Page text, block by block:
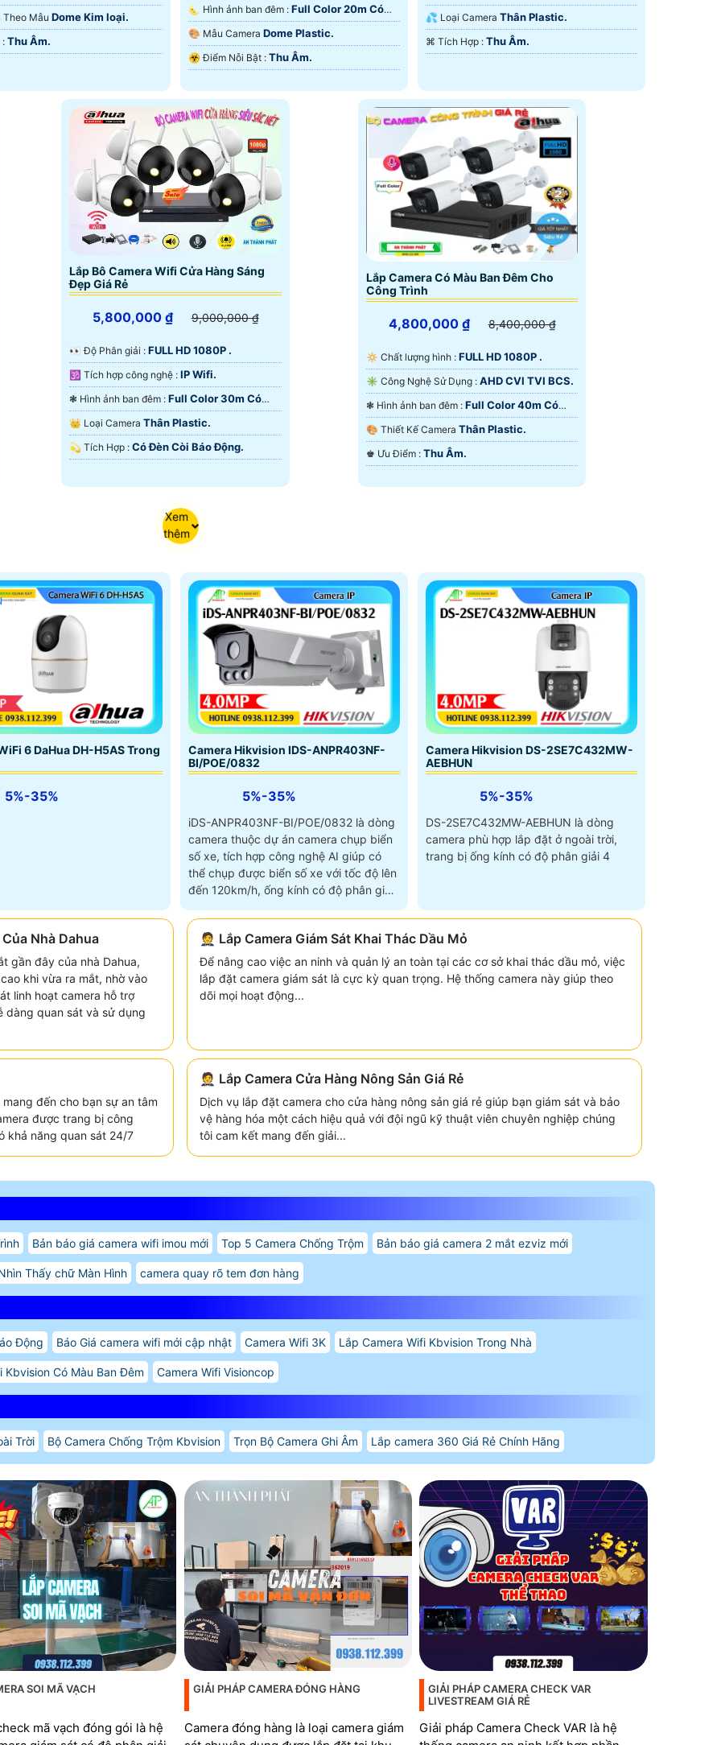
SMD.
Theo Mẫu Dome Kim loại.
️➲ Ưu Điểm : Thu Âm.
🌜 Hình ảnh ban đêm : Full Color 20m Có
Màu Ban Ðêm.
🎨 Mẫu Camera Dome Plastic.
️☣️ Điểm Nỗi Bật : Thu Âm.
Màu Ban Ðêm.
💦 Loại Camera Thân Plastic.
️⌘ Tích Hợp : Thu Âm.
Lắp Bô Camera Wifi Cửa Hàng Sáng
Đẹp Giá Rẻ
5,800,000 ₫ 9,000,000 ₫
️👀 Độ Phân giải : FULL HD 1080P .
🕉️ Tích hợp công nghệ : IP Wifi.
❃ Hình ảnh ban đêm : Full Color 30m Có
Màu Ban Ðêm.
👑 Loại CameraThân Plastic.
️💫 Tích Hợp :Có Ðèn Còi Báo Động.
Lắp Camera Có Màu Ban Đêm Cho
Công Trình
4,800,000 ₫ 8,400,000 ₫
🔅 Chất lượng hình :FULL HD 1080P .
✳️ Công Nghệ Sử Dụng :AHD CVI TVI BCS.
❃ Hình ảnh ban đêm :Full Color 40m Có
Màu Ban Ðêm.
🎨 Thiết Kế CameraThân Plastic.
️♚ Ưu Điểm :Thu Âm.
Xem
thêm
6 DaHua DH-H5AS Trong
5%-35%
Camera Hikvision IDS-ANPR403NF-
BI/POE/0832
5%-35%
iDS-ANPR403NF-BI/POE/0832 là dòng
camera thuộc dự án camera chụp biển
số xe, tích hợp công nghệ AI giúp có
thể chụp được biển số xe với tốc độ lên
đến 120km/h, ống kính có độ phân giải
Camera Hikvision DS-2SE7C432MW-
AEBHUN
5%-35%
DS-2SE7C432MW-AEBHUN là dòng
camera phù hợp lắp đặt ở ngoài trời,
trang bị ống kính có độ phân giải 4
Nhà Dahua
gần đây của nhà Dahua,
khi vừa ra mắt, nhờ vào
linh hoạt camera hỗ trợ
dàng quan sát và sử dụng
🤵 Lắp Camera Giám Sát Khai Thác Dầu Mỏ
Để nâng cao việc an ninh và quản lý an toàn tại các cơ sở khai thác dầu mỏ, việc
lắp đặt camera giám sát là cực kỳ quan trọng. Hệ thống camera này giúp theo
dõi mọi hoạt động...
đến cho bạn sự an tâm
được trang bị công
khả năng quan sát 24/7
🤵 Lắp Camera Cửa Hàng Nông Sản Giá Rẻ
Dịch vụ lắp đặt camera cho cửa hàng nông sản giá rẻ giúp bạn giám sát và bảo
vệ hàng hóa một cách hiệu quả với đội ngũ kỹ thuật viên chuyên nghiệp chúng
tôi cam kết mang đến giải...
Bản báo giá camera wifi imou mới Top 5 Camera Chống Trộm Bản báo giá camera 2 mắt ezviz mới
Thấy chữ Màn Hình camera quay rõ tem đơn hàng
Động Báo Giá camera wifi mới cập nhật Camera Wifi 3K Lắp Camera Wifi Kbvision Trong Nhà
Kbvision Có Màu Ban Đêm Camera Wifi Visioncop
Trời Bộ Camera Chống Trộm Kbvision Trọn Bộ Camera Ghi Âm Lắp camera 360 Giá Rẻ Chính Hãng
SOI MÃ VẠCH
mã vạch đóng gói là hệ
GIẢI PHÁP CAMERA ĐÓNG HÀNG
Camera đóng hàng là loại camera giám
GIẢI PHÁP CAMERA CHECK VAR
LIVESTREAM GIÁ RẺ
Giải pháp Camera Check VAR là hệ